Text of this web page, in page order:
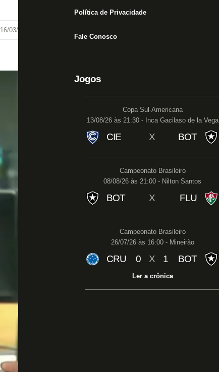
Política de Privacidade
Fale Conosco
Jogos
Copa Sul-Americana
13/08/26 às 21:30 - Inca Gacilaso de la Vega
CIE X BOT
Campeonato Brasileiro
08/08/26 às 21:00 - Nilton Santos
BOT X FLU
Campeonato Brasileiro
26/07/26 às 16:00 - Mineirão
CRU 0 X 1 BOT
Ler a crônica
16/03/22 às 12:44